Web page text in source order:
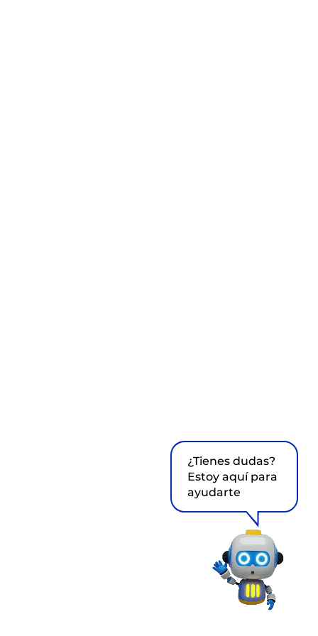
¿Tienes dudas?
Estoy aquí para
ayudarte